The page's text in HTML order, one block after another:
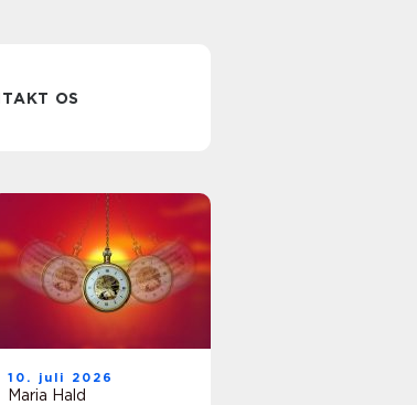
OS
10. juli 2026
Maria Hald